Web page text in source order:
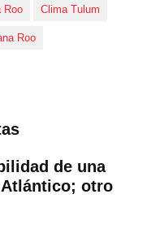
Roo Clima Tulum
Roo
de una
otro